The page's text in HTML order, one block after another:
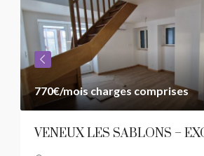
770€/mois charges comprises
VENEUX LES SABLONS –